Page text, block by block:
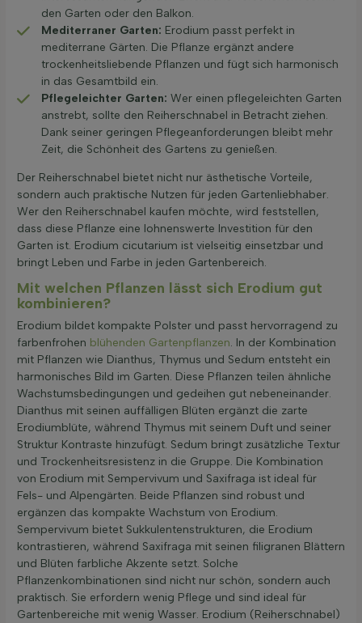
den Garten oder den Balkon.
Mediterraner Garten: Erodium passt perfekt in
mediterrane Gärten. Die Pflanze ergänzt andere
trockenheitsliebende Pflanzen und fügt sich harmonisch
in das Gesamtbild ein.
Pflegeleichter Garten: Wer einen pflegeleichten Garten
anstrebt, sollte den Reiherschnabel in Betracht ziehen.
Dank seiner geringen Pflegeanforderungen bleibt mehr
Zeit, die Schönheit des Gartens zu genießen.
Der Reiherschnabel bietet nicht nur ästhetische Vorteile,
sondern auch praktische Nutzen für jeden Gartenliebhaber.
Wer den Reiherschnabel kaufen möchte, wird feststellen,
dass diese Pflanze eine lohnenswerte Investition für den
Garten ist. Erodium cicutarium ist vielseitig einsetzbar und
bringt Leben und Farbe in jeden Gartenbereich.
Mit welchen Pflanzen lässt sich Erodium gut
kombinieren?
Erodium bildet kompakte Polster und passt hervorragend zu
farbenfrohen blühenden Gartenpflanzen. In der Kombination
mit Pflanzen wie Dianthus, Thymus und Sedum entsteht ein
harmonisches Bild im Garten. Diese Pflanzen teilen ähnliche
Wachstumsbedingungen und gedeihen gut nebeneinander.
Dianthus mit seinen auffälligen Blüten ergänzt die zarte
Erodiumblüte, während Thymus mit seinem Duft und seiner
Struktur Kontraste hinzufügt. Sedum bringt zusätzliche Textur
und Trockenheitsresistenz in die Gruppe. Die Kombination
von Erodium mit Sempervivum und Saxifraga ist ideal für
Fels- und Alpengärten. Beide Pflanzen sind robust und
ergänzen das kompakte Wachstum von Erodium.
Sempervivum bietet Sukkulentenstrukturen, die Erodium
kontrastieren, während Saxifraga mit seinen filigranen Blättern
und Blüten farbliche Akzente setzt. Solche
Pflanzenkombinationen sind nicht nur schön, sondern auch
praktisch. Sie erfordern wenig Pflege und sind ideal für
Gartenbereiche mit wenig Wasser. Erodium (Reiherschnabel)